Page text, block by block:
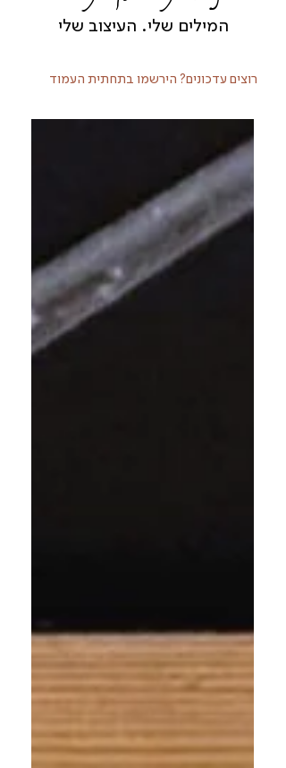
המילים שלי. העיצוב שלי
רוצים עדכונים? הירשמו בתחתית העמוד